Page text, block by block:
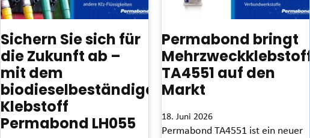
Sichern Sie sich für
die Zukunft ab –
mit dem
biodieselbeständigen
Klebstoff
Permabond LH055
Permabond bringt
Mehrzweckklebstoff
TA4551 auf den
Markt
18. Juni 2026
Permabond TA4551 ist ein neuer